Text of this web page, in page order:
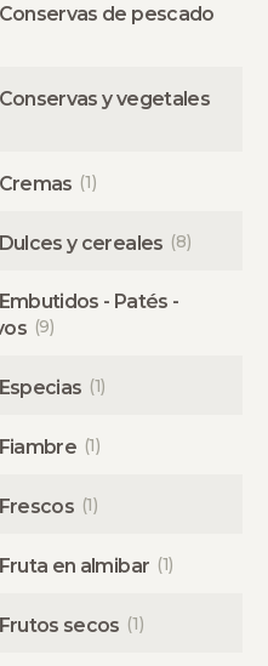
Conservas de pescado
Conservas y vegetales
Cremas (1)
Dulces y cereales (8)
Embutidos - Patés -
(9)
Especias (1)
Fiambre (1)
Frescos (1)
Fruta en almibar (1)
Frutos secos (1)